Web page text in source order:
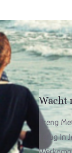
Wacht
Breng
Terug